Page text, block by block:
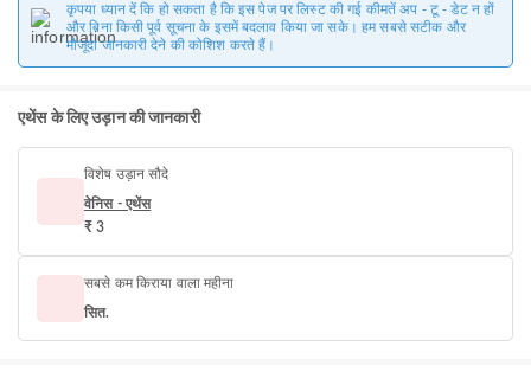
कृपया ध्यान दें कि हो सकता है कि इस पेज पर लिस्ट की गई कीमतें अप - टू - डेट न हों
और बिना किसी पूर्व सूचना के इसमें बदलाव किया जा सके। हम सबसे सटीक और
मौजूदा जानकारी देने की कोशिश करते हैं।
एथेंस के लिए उड़ान की जानकारी
विशेष उड़ान सौदे
वेनिस - एथेंस
₹ 3
सबसे कम किराया वाला महीना
सित.